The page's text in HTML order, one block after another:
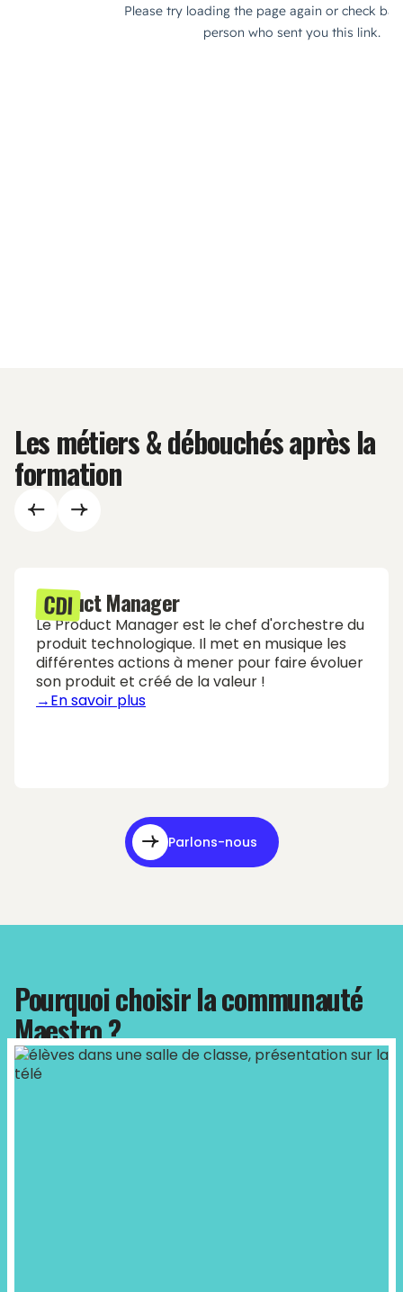
Les métiers & débouchés après la
formation
CDI
Product Manager
Le Product Manager est le chef d'orchestre du
produit technologique. Il met en musique les
différentes actions à mener pour faire évoluer
son produit et créé de la valeur !
→En savoir plus
Parlons-nous
Pourquoi choisir la communauté
Maestro ?